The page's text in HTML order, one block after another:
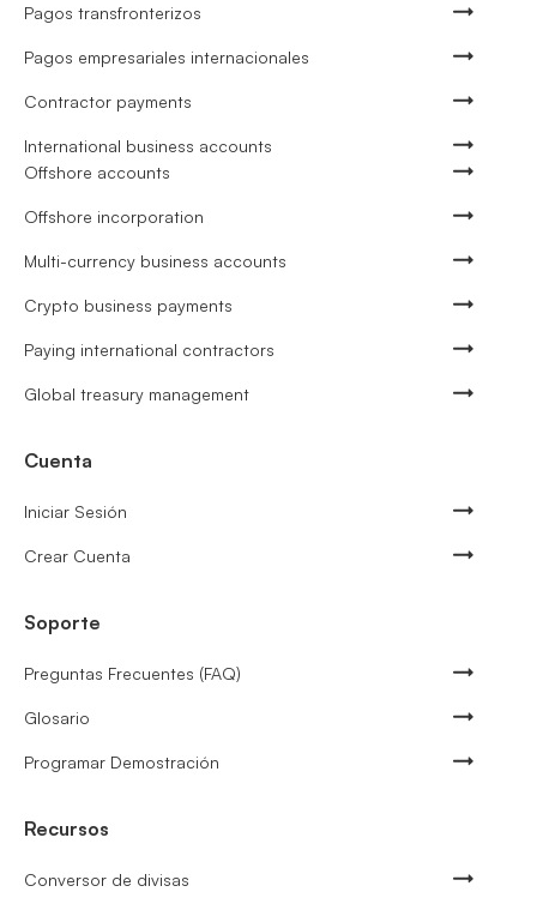
Pagos transfronterizos
Pagos empresariales internacionales
Contractor payments
International business accounts
Offshore accounts
Offshore incorporation
Multi-currency business accounts
Crypto business payments
Paying international contractors
Global treasury management
Cuenta
Iniciar Sesión
Crear Cuenta
Soporte
Preguntas Frecuentes (FAQ)
Glosario
Programar Demostración
Recursos
Conversor de divisas